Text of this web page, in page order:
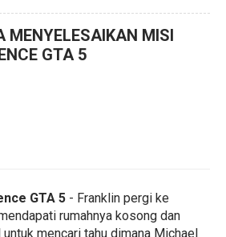
MENYELESAIKAN MISI
GTA 5
GTA 5 - Franklin pergi ke
rumahnya kosong dan
mencari tahu dimana Michael